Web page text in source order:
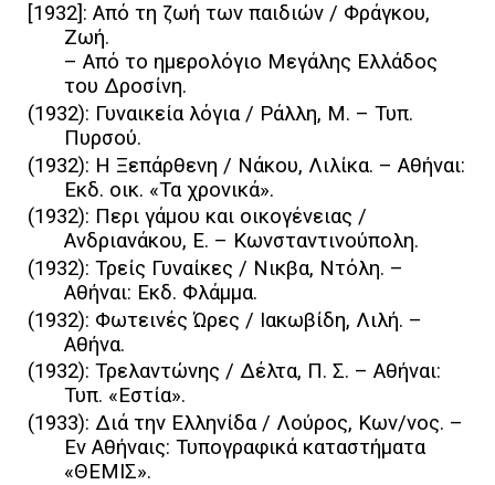
[1932]: Από τη ζωή των παιδιών / Φράγκου,
Ζωή.
– Από το ημερολόγιο Μεγάλης Ελλάδος
του Δροσίνη.
(1932): Γυναικεία λόγια / Ράλλη, Μ. – Τυπ.
Πυρσού.
(1932): Η Ξεπάρθενη / Νάκου, Λιλίκα. – Αθήναι:
Εκδ. οικ. «Τα χρονικά».
(1932): Περι γάμου και οικογένειας /
Ανδριανάκου, Ε. – Κωνσταντινούπολη.
(1932): Τρείς Γυναίκες / Νικβα, Ντόλη. –
Αθήναι: Εκδ. Φλάμμα.
(1932): Φωτεινές Ώρες / Ιακωβίδη, Λιλή. –
Αθήνα.
(1932): Τρελαντώνης / Δέλτα, Π. Σ. – Αθήναι:
Τυπ. «Εστία».
(1933): Διά την Ελληνίδα / Λούρος, Κων/νος. –
Εν Αθήναις: Τυπογραφικά καταστήματα
«ΘΕΜΙΣ».